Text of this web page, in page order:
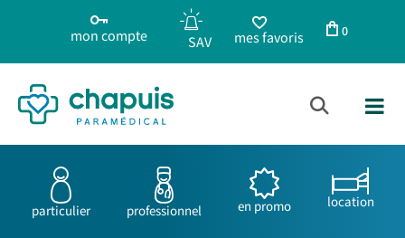
mon compte mes favoris 0
particulier professionnel en promo location